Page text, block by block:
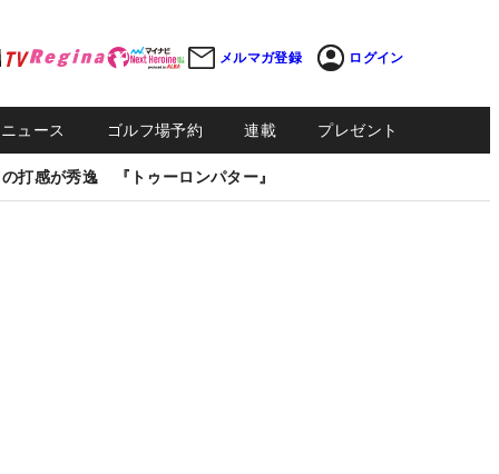
メルマガ登録 ログイン
ュース ゴルフ場予約 連載 プレゼント
打感が秀逸 『トゥーロンパター』